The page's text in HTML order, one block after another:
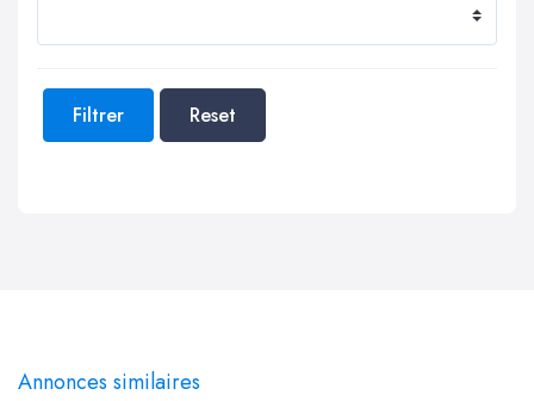
Filtrer Reset
Annonces similaires